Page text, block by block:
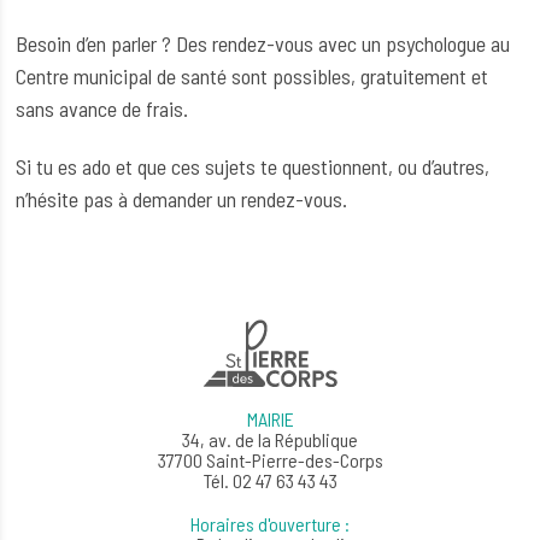
Besoin d’en parler ? Des rendez-vous avec un psychologue au
Centre municipal de santé sont possibles, gratuitement et
sans avance de frais.
Si tu es ado et que ces sujets te questionnent, ou d’autres,
n’hésite pas à demander un rendez-vous.
MAIRIE
34, av. de la République
37700 Saint-Pierre-des-Corps
Tél. 02 47 63 43 43
Horaires d'ouverture :